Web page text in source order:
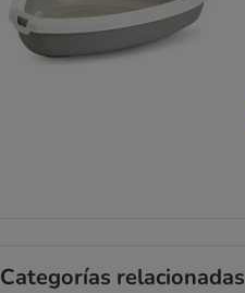
Categorías relacionadas